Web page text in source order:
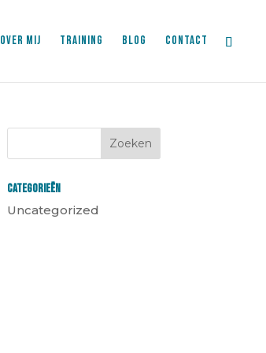
OVER MIJ TRAINING BLOG CONTACT
Categorieën
Uncategorized